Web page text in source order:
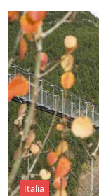
Italia